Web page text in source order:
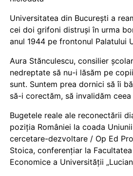
Universitatea din București a
cei doi grifoni distruși în urma
anul 1944 pe frontonul Palatului
Aura Stănculescu, consilier
nedreptate să nu-i lăsăm pe
sunt. Suntem prea dornici să îi
să-i corectăm, să invalidăm
Bugetele reale ale reconectării
poziția României la coada
cercetare-dezvoltare / Op Ed
Stoica, conferențiar la
Economice a Universității